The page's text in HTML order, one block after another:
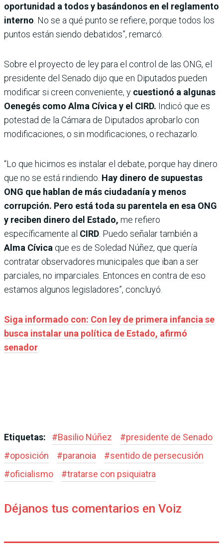
oportunidad a todos y basándonos en el reglamento
interno . No se a qué punto se refiere, porque todos los
puntos están siendo debatidos”, remarcó.
Sobre el proyecto de ley para el control de las ONG, el
presidente del Senado dijo que en Diputados pueden
modificar si creen conveniente, y cuestionó a algunas
Oenegés como Alma Cívica y el CIRD. Indicó que es
potestad de la Cámara de Diputados aprobarlo con
modificaciones, o sin modificaciones, o rechazarlo.
“Lo que hicimos es instalar el debate, porque hay dinero
que no se está rindiendo. Hay dinero de supuestas
ONG que hablan de más ciudadanía y menos
corrupción. Pero está toda su parentela en esa ONG
y reciben dinero del Estado, me refiero
específicamente al CIRD . Puedo señalar también a
Alma Cívica que es de Soledad Núñez, que quería
contratar observadores municipales que iban a ser
parciales, no imparciales. Entonces en contra de eso
estamos algunos legisladores”, concluyó.
Siga informado con: Con ley de primera infancia se
busca instalar una política de Estado, afirmó
senador
Etiquetas: #Basilio Núñez #presidente de Senado
#oposición #paranoia #sentido de persecusión
#oficialismo #tratarse con psiquiatra
Déjanos tus comentarios en Voiz